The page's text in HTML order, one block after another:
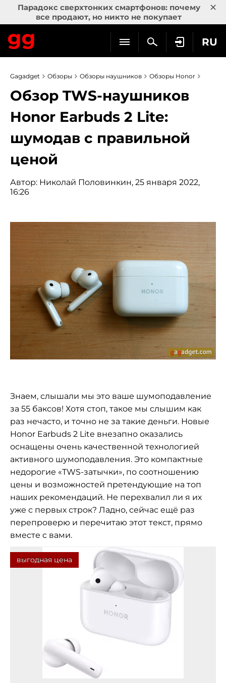
Парадокс сверхтонких смартфонов: почему
все продают, но никто не покупает
×
RU
Gagadget Обзоры Обзоры наушников Обзоры Honor
Обзор TWS-наушников
Honor Earbuds 2 Lite:
шумодав с правильной
ценой
Автор: Николай Половинкин, 25 января 2022,
16:26
Знаем, слышали мы это ваше шумоподавление
за 55 баксов! Хотя стоп, такое мы слышим как
раз нечасто, и точно не за такие деньги. Новые
Honor Earbuds 2 Lite внезапно оказались
оснащены очень качественной технологией
активного шумоподавления. Это компактные
недорогие «TWS-затычки», по соотношению
цены и возможностей претендующие на топ
наших рекомендаций. Не перехвалил ли я их
уже с первых строк? Ладно, сейчас ещё раз
перепроверю и перечитаю этот текст, прямо
вместе с вами.
выгодная цена